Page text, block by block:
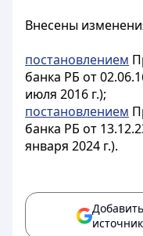
Внесены
постановлением
банка РБ от
июля 2016 г.);
постановлением
банка РБ от
января 2024 г.).